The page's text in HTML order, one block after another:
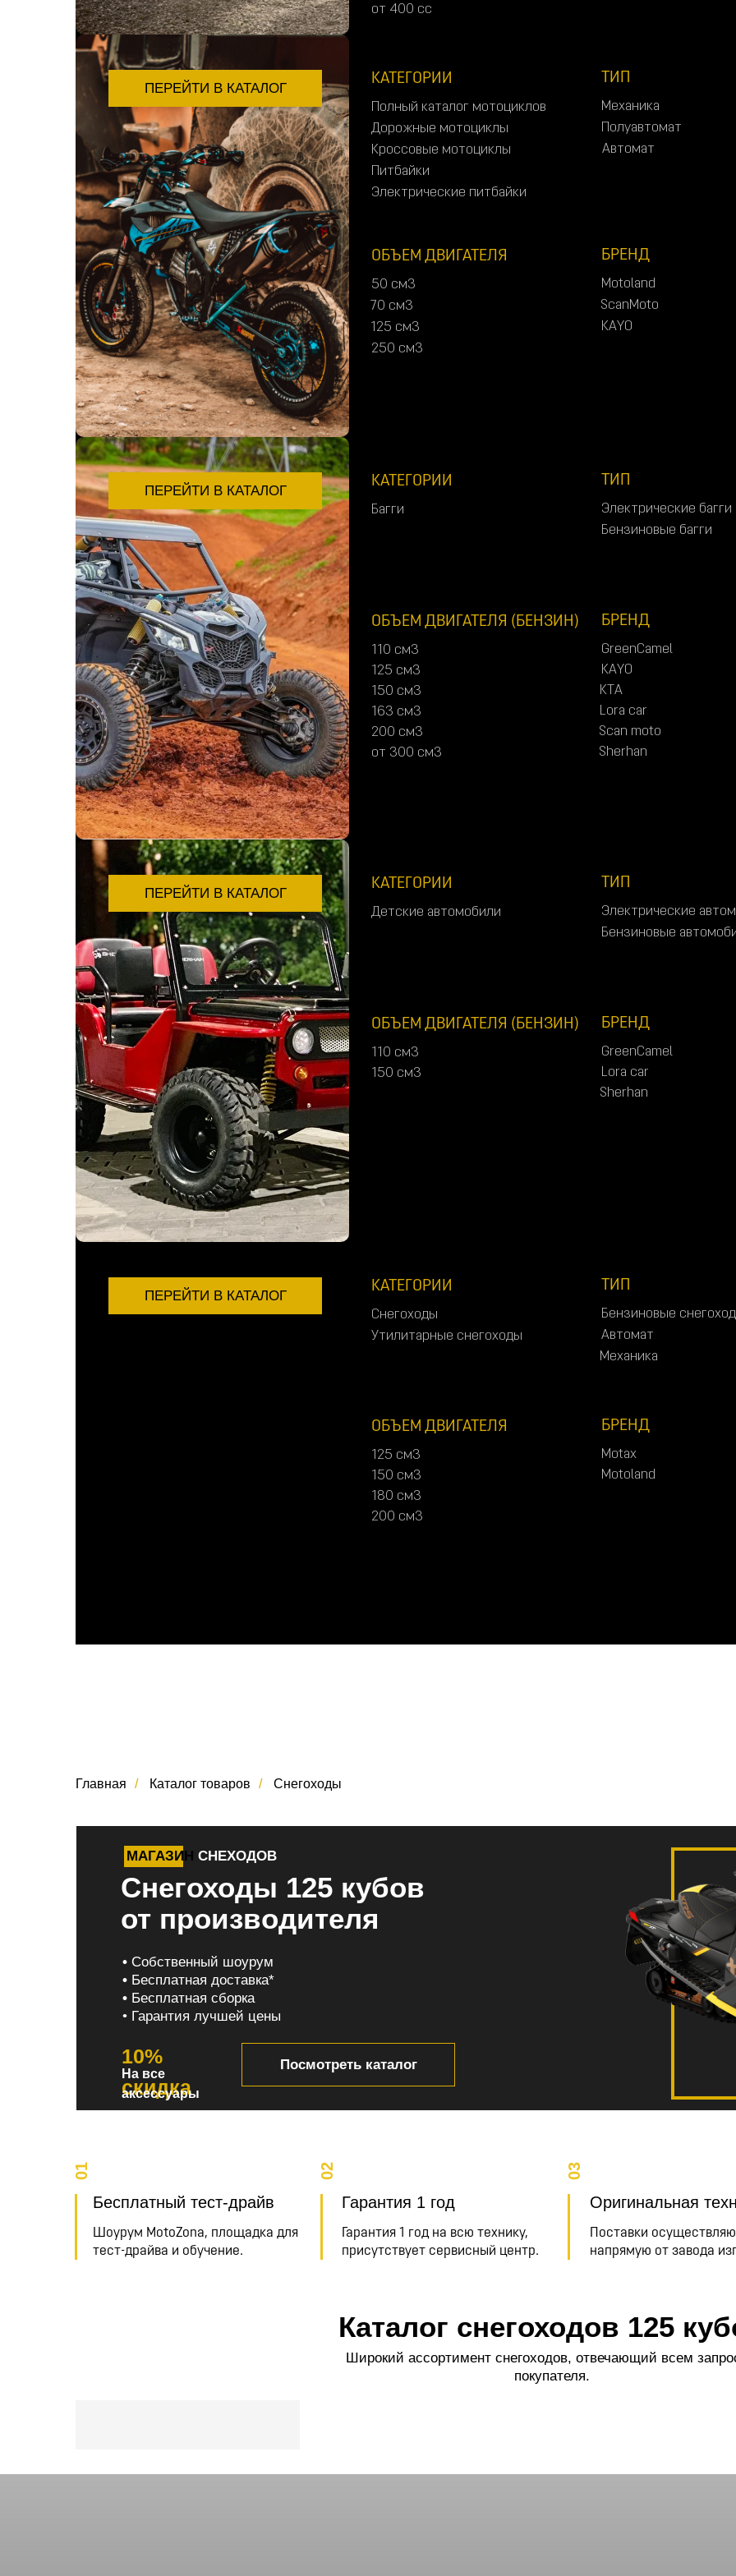
30 0 сс
от 400 сс
КАТЕГОРИИ
олный каталог мотоциклов
П ол ный ка т алог м ото ц
Дорожные мотоциклы
До р о жны е м отоц и клы
ТИП
Механика
Ме ханика
ОБЪЕМ ДВИГАТЕЛЯ
50 см3
50 с м3
БРЕНД
Motoland
Motol and
Кроссовые мотоциклы
Кроссовы
ПЕРЕЙТИ В КАТАЛОГ
ScanMoto
S canM
KAYO
Электрические питбайки
итбайки
Питбайки
Автомат
олуавтомат
П олуа вто
70 см3
70 с м 3
1 25 см3
125 см 3
250 см3
КАТЕГОРИИ
Багги
ТИП
Электрические багги
Э лектриче с кие б а
Бензиновые багги
ОБЪЕМ ДВИГАТЕЛЯ (БЕНЗИН)
1 1 0 см3
110 см3
1 25 см3
125 см3
1 50 см3
150 см3
1 63 см3
163 см3
БРЕНД
GreenCamel
Green
KAYO
KAY
K A
K TA
Lora car
Lora car
Scan moto
Scan mo
Sherhan
200 см3
20 0 см 3
от 300 см3
ПЕРЕЙТИ В КАТАЛОГ
КАТЕГОРИИ
Детские автомобили
ТИП
Электрические автом
Э лектриче с ие ав том
Бензиновые автомоб
ОБЪЕМ ДВИГАТЕЛЯ (БЕНЗИН)
1 1 0 см3
110 см 3
1 50 см3
БРЕНД
GreenCamel
Gree nCa
Lora car
Lora car
Sherhan
ПЕРЕЙТИ В КАТАЛОГ
КАТЕГОРИИ
Снегоходы
Снегоходы
Утилитарные снегоходы
ТИП
Бензиновые снегоход
Б ензино
Автомат
Автом ат
ОБЪЕМ ДВИГАТЕЛЯ
1 25 см3
125 см3
1 50 см3
150 см3
1 80 см3
180 см3
200 см3
БРЕНД
Motax
Motax
Motoland
Механика
ПЕРЕЙТИ В КАТАЛОГ
Главная / Каталог товаров / Снегоходы
• Собственный шоурум
• Бесплатная доставка*
• Бесплатная сборка
• Гарантия лучшей цены
Снегоходы 125 кубов
от производителя
Посмотреть каталог
10%
скидка
На все
аксессуары
МАГАЗИН СНЕХОДОВ
Бесплатный тест-драйв
Шоурум MotoZona, площадка для
тест-драйва и обучение.
Гарантия 1 год
Гарантия 1 год на всю технику,
присутствует сервисный центр.
Оригинальная
Поставки
напрямую от завода
01 02 03
Каталог снегоходов 125
Широкий ассортимент снегоходов, отвечающий всем
покупателя.